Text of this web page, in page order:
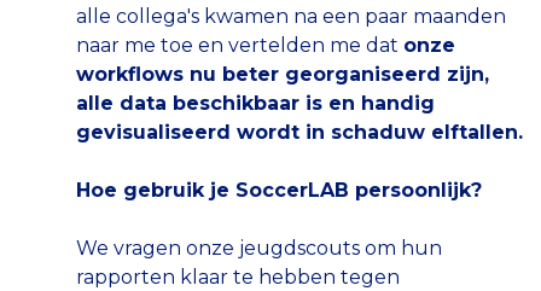
alle collega's kwamen na een paar maanden
naar me toe en vertelden me dat onze
workflows nu beter georganiseerd zijn,
alle data beschikbaar is en handig
gevisualiseerd wordt in schaduw elftallen.
Hoe gebruik je SoccerLAB persoonlijk?
We vragen onze jeugdscouts om hun
rapporten klaar te hebben tegen